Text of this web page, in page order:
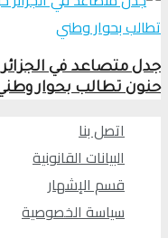
جدل متصاعد في
حنون تطالب بحوار
اتصل بنا
البيانات القانونية
قسم الإشهار
سياسة الخصوصية